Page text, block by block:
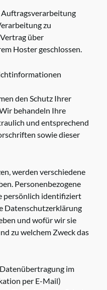
Auftragsverarbeitung
zu
über
Hoster geschlossen.
den Schutz Ihrer
behandeln Ihre
und entsprechend
sowie dieser
werden verschiedene
Personenbezogene
persönlich identifiziert
Datenschutzerklärung
und wofür wir sie
zu welchem Zweck das
im
per E-Mail)